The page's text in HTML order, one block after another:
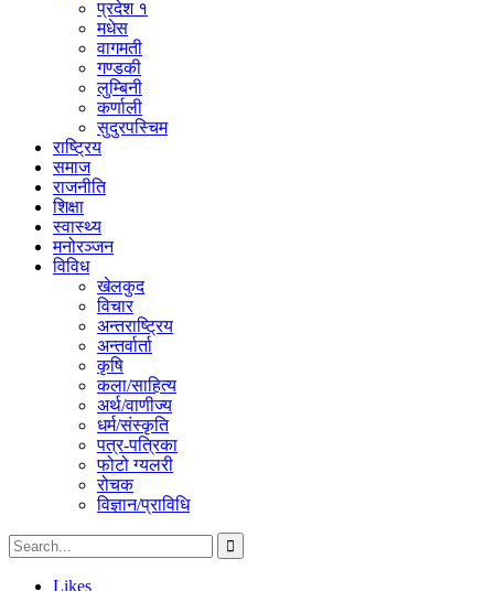
प्रदेश १
मधेस
वागमती
गण्डकी
लुम्बिनी
कर्णाली
सुदुरपस्चिम
राष्ट्रिय
समाज
राजनीति
शिक्षा
स्वास्थ्य
मनोरञ्जन
विविध
खेलकुद
विचार
अन्तराष्ट्रिय
अन्तर्वार्ता
कृषि
कला/साहित्य
अर्थ/वाणीज्य
धर्म/संस्कृति
पत्र-पत्रिका
फोटो ग्यलरी
रोचक
विज्ञान/प्राविधि
Likes